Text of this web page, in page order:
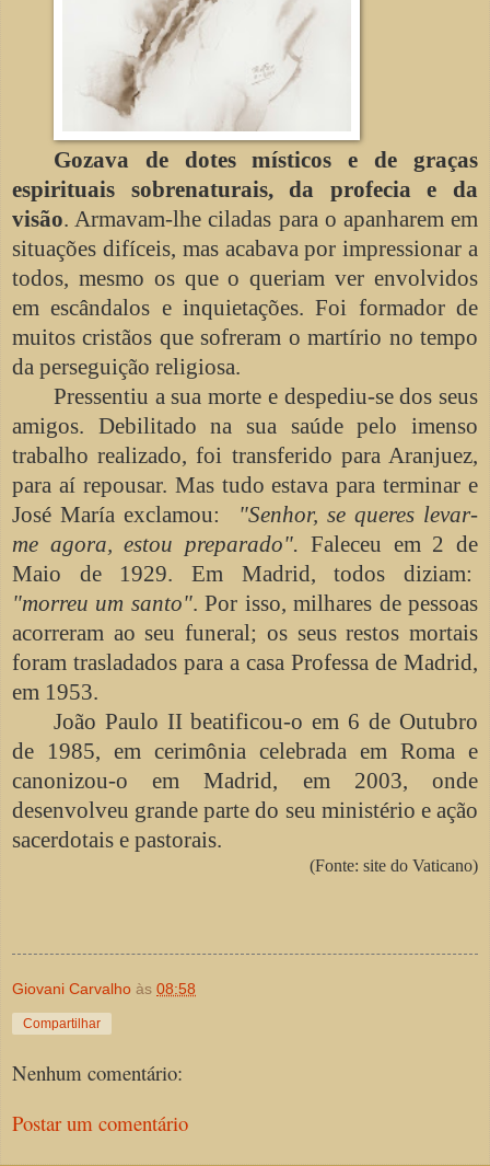
Gozava de dotes místicos e de graças
espirituais sobrenaturais, da profecia e da
visão. Armavam-lhe ciladas para o apanharem em
situações difíceis, mas acabava por impressionar a
todos, mesmo os que o queriam ver envolvidos
em escândalos e inquietações. Foi formador de
muitos cristãos que sofreram o martírio no tempo
da perseguição religiosa.
Pressentiu a sua morte e despediu-se dos seus
amigos. Debilitado na sua saúde pelo imenso
trabalho realizado, foi transferido para Aranjuez,
para aí repousar. Mas tudo estava para terminar e
José María exclamou: "Senhor, se queres levar-
me agora, estou preparado". Faleceu em 2 de
Maio de 1929. Em Madrid, todos diziam:
"morreu um santo". Por isso, milhares de pessoas
acorreram ao seu funeral; os seus restos mortais
foram trasladados para a casa Professa de Madrid,
em 1953.
João Paulo II beatificou-o em 6 de Outubro
de 1985, em cerimônia celebrada em Roma e
canonizou-o em Madrid, em 2003, onde
desenvolveu grande parte do seu ministério e ação
sacerdotais e pastorais.
(Fonte: site do Vaticano)
Giovani Carvalho às 08:58
Compartilhar
Nenhum comentário:
Postar um comentário